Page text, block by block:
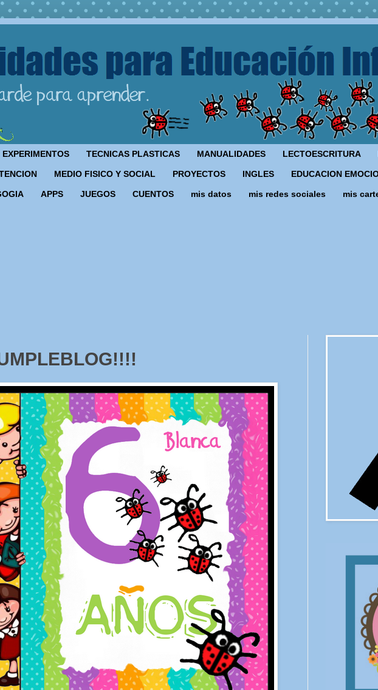
EXPERIMENTOS TECNICAS PLASTICAS MANUALIDADES LECTOESCRITURA
MEDIO FISICO Y SOCIAL PROYECTOS INGLES EDUCACION
APPS JUEGOS CUENTOS mis datos mis redes sociales mis